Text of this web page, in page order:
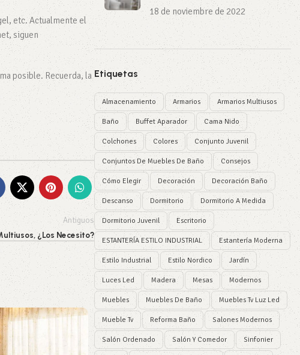
etc. Actualmente el
siguen
posible. Recuerda, la
Antiguos
¿Los Necesito?
20
SEP
18 de noviembre de 2022
Etiquetas
Almacenamiento Armarios Armarios Multiusos
Baño Buffet Aparador Cama Nido
Colchones Colores Conjunto Juvenil
Conjuntos De Muebles De Baño Consejos
Cómo Elegir Decoración Decoración Baño
Descanso Dormitorio Dormitorio A Medida
Dormitorio Juvenil Escritorio
ESTANTERÍA ESTILO INDUSTRIAL Estantería Moderna
Estilo Industrial Estilo Nordico Jardín
Luces Led Madera Mesas Modernos
Muebles Muebles De Baño Muebles Tv Luz Led
Mueble Tv Reforma Baño Salones Modernos
Salón Ordenado Salón Y Comedor Sinfonier